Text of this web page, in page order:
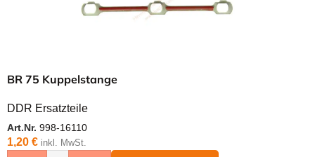
BR 75 Kuppelstange
DDR Ersatzteile
Art.Nr. 998-16110
1,20 € inkl. MwSt.